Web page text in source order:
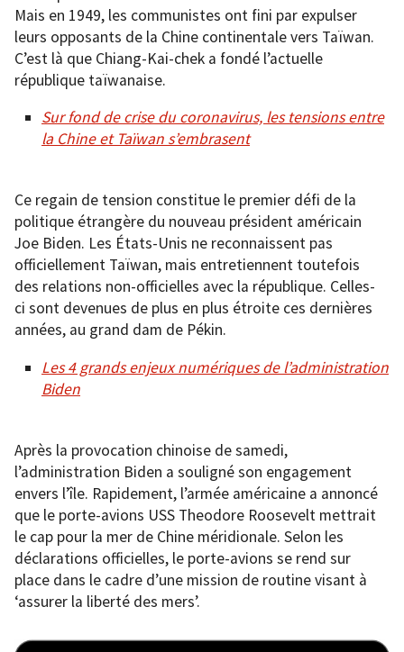
Mais en 1949, les communistes ont fini par expulser
leurs opposants de la Chine continentale vers Taïwan.
C’est là que Chiang-Kai-chek a fondé l’actuelle
république taïwanaise.
Sur fond de crise du coronavirus, les tensions entre
la Chine et Taïwan s’embrasent
Ce regain de tension constitue le premier défi de la
politique étrangère du nouveau président américain
Joe Biden. Les États-Unis ne reconnaissent pas
officiellement Taïwan, mais entretiennent toutefois
des relations non-officielles avec la république. Celles-
ci sont devenues de plus en plus étroite ces dernières
années, au grand dam de Pékin.
Les 4 grands enjeux numériques de l’administration
Biden
Après la provocation chinoise de samedi,
l’administration Biden a souligné son engagement
envers l’île. Rapidement, l’armée américaine a annoncé
que le porte-avions USS Theodore Roosevelt mettrait
le cap pour la mer de Chine méridionale. Selon les
déclarations officielles, le porte-avions se rend sur
place dans le cadre d’une mission de routine visant à
‘assurer la liberté des mers’.